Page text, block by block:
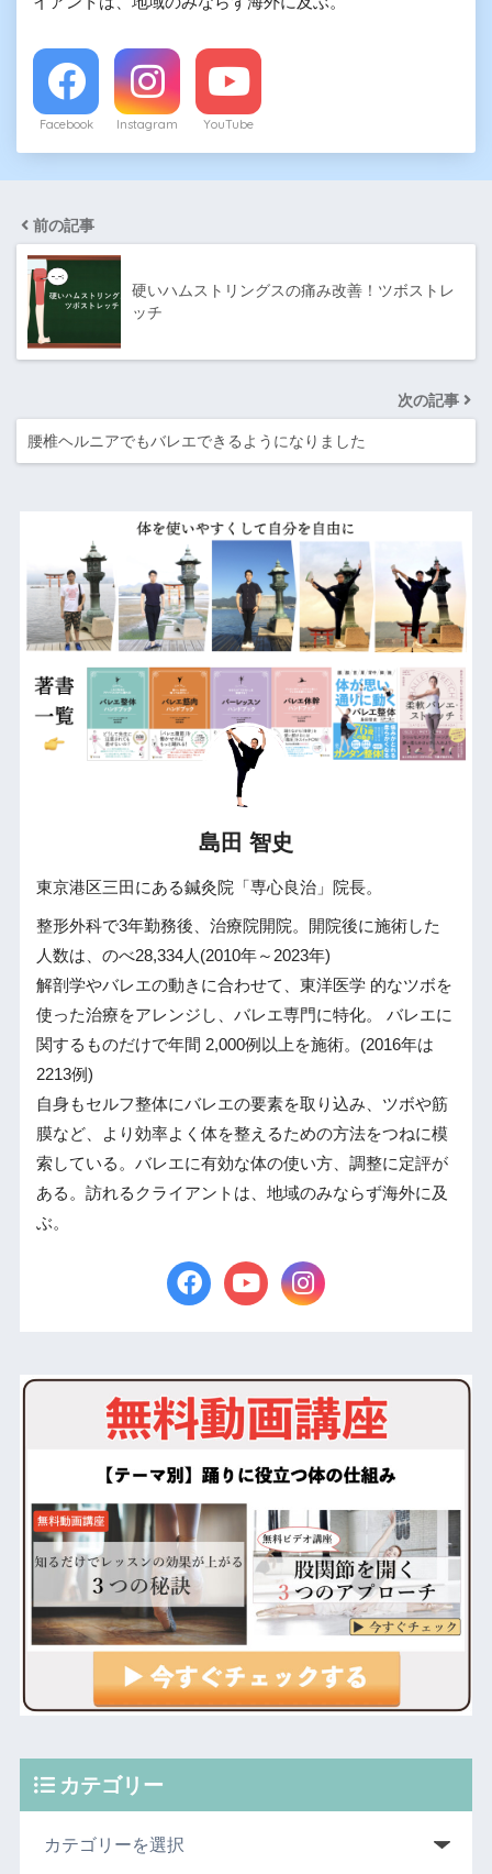
Facebook Instagram YouTube
前の記事
硬いハムストリングスの痛み改善！ツボストレ
ッチ
次の記事
腰椎ヘルニアでもバレエできるようになりました
島田 智史
東京港区三田にある鍼灸院「専心良治」院長。
整形外科で3年勤務後、治療院開院。開院後に施術した
人数は、のべ28,334人(2010年～2023年)
解剖学やバレエの動きに合わせて、東洋医学 的なツボを
使った治療をアレンジし、バレエ専門に特化。 バレエに
関するものだけで年間 2,000例以上を施術。(2016年は
2213例)
自身もセルフ整体にバレエの要素を取り込み、ツボや筋
膜など、より効率よく体を整えるための方法をつねに模
索している。バレエに有効な体の使い方、調整に定評が
ある。訪れるクライアントは、地域のみならず海外に及
ぶ。
カテゴリー